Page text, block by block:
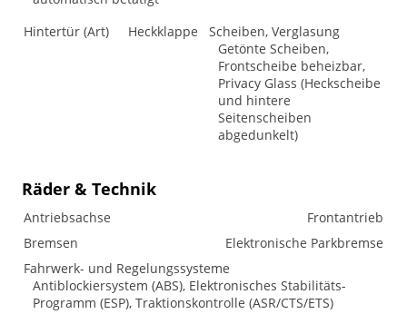
Hintertür (Art) Heckklappe
Scheiben, Verglasung
Getönte Scheiben,
Frontscheibe beheizbar,
Privacy Glass (Heckscheibe
und hintere
Seitenscheiben
abgedunkelt)
Räder & Technik
Antriebsachse
Frontantrieb
Bremsen
Elektronische Parkbremse
Fahrwerk- und Regelungssysteme
Antiblockiersystem (ABS), Elektronisches Stabilitäts-
Programm (ESP), Traktionskontrolle (ASR/CTS/ETS)